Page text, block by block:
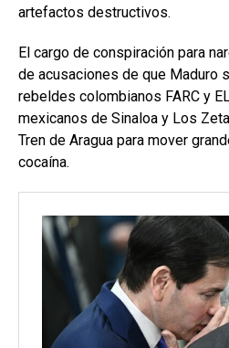
artefactos destructivos.
El cargo de conspiración para
de acusaciones de que Maduro
rebeldes colombianos FARC y
mexicanos de Sinaloa y Los
Tren de Aragua para mover
cocaína.